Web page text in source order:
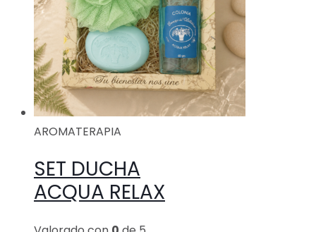
AROMATERAPIA
SET DUCHA
ACQUA RELAX